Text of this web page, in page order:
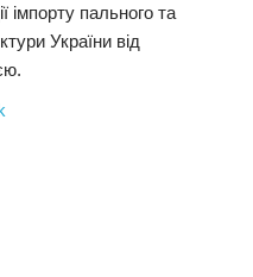
імпорту пального та
України від